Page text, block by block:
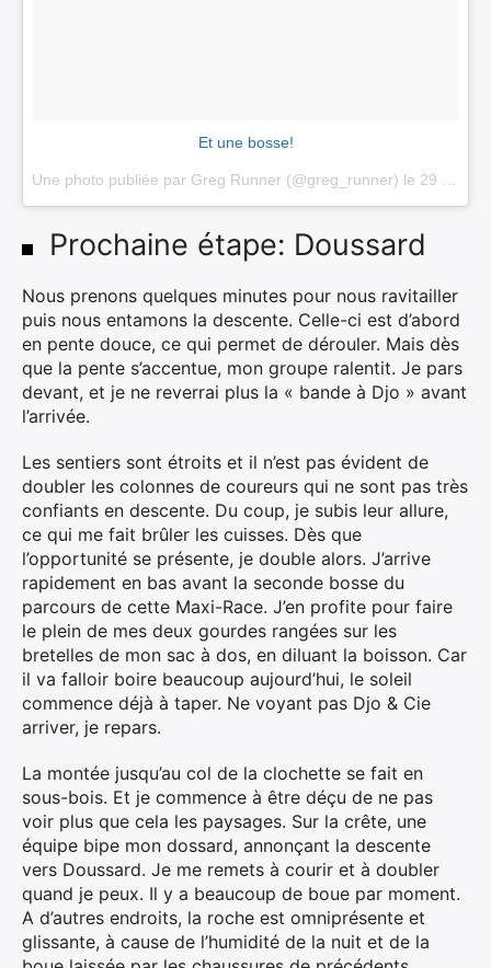
Et une bosse!
Une photo publiée par Greg Runner (@greg_runner) le 29 Mai 2015 à 22h54 PDT
Prochaine étape: Doussard
Nous prenons quelques minutes pour nous ravitailler
puis nous entamons la descente. Celle-ci est d’abord
en pente douce, ce qui permet de dérouler. Mais dès
que la pente s’accentue, mon groupe ralentit. Je pars
devant, et je ne reverrai plus la « bande à Djo » avant
l’arrivée.
Les sentiers sont étroits et il n’est pas évident de
doubler les colonnes de coureurs qui ne sont pas très
confiants en descente. Du coup, je subis leur allure,
ce qui me fait brûler les cuisses. Dès que
l’opportunité se présente, je double alors. J’arrive
rapidement en bas avant la seconde bosse du
parcours de cette Maxi-Race. J’en profite pour faire
le plein de mes deux gourdes rangées sur les
bretelles de mon sac à dos, en diluant la boisson. Car
il va falloir boire beaucoup aujourd’hui, le soleil
commence déjà à taper. Ne voyant pas Djo & Cie
arriver, je repars.
La montée jusqu’au col de la clochette se fait en
sous-bois. Et je commence à être déçu de ne pas
voir plus que cela les paysages. Sur la crête, une
équipe bipe mon dossard, annonçant la descente
vers Doussard. Je me remets à courir et à doubler
quand je peux. Il y a beaucoup de boue par moment.
A d’autres endroits, la roche est omniprésente et
glissante, à cause de l’humidité de la nuit et de la